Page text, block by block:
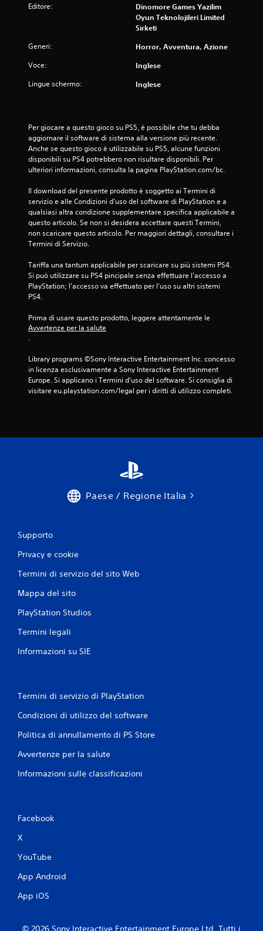
Editore:
Dinomore Games Yazilim
Oyun Teknolojileri Limited
Sirketi
Generi: Horror, Avventura, Azione
Voce: Inglese
Lingue schermo: Inglese
Per giocare a questo gioco su PS5, è possibile che tu debba
aggiornare il software di sistema alla versione più recente.
Anche se questo gioco è utilizzabile su PS5, alcune funzioni
disponibili su PS4 potrebbero non risultare disponibili. Per
ulteriori informazioni, consulta la pagina PlayStation.com/bc.
Il download del presente prodotto è soggetto ai Termini di
servizio e alle Condizioni d'uso del software di PlayStation e a
qualsiasi altra condizione supplementare specifica applicabile a
questo articolo. Se non si desidera accettare questi Termini,
non scaricare questo articolo. Per maggiori dettagli, consultare i
Termini di Servizio.
Tariffa una tantum applicabile per scaricare su più sistemi PS4.
Si può utilizzare su PS4 pincipale senza effettuare l'accesso a
PlayStation; l'accesso va effettuato per l'uso su altri sistemi
PS4.
Prima di usare questo prodotto, leggere attentamente le
Avvertenze per la salute
.
Library programs ©Sony Interactive Entertainment Inc. concesso
in licenza esclusivamente a Sony Interactive Entertainment
Europe. Si applicano i Termini d'uso del software. Si consiglia di
visitare eu.playstation.com/legal per i diritti di utilizzo completi.
Paese / Regione Italia
Supporto
Privacy e cookie
Termini di servizio del sito Web
Mappa del sito
PlayStation Studios
Termini legali
Informazioni su SIE
Termini di servizio di PlayStation
Condizioni di utilizzo del software
Politica di annullamento di PS Store
Avvertenze per la salute
Informazioni sulle classificazioni
Facebook
X
YouTube
App Android
App iOS
© 2026 Sony Interactive Entertainment Europe Ltd. Tutti i